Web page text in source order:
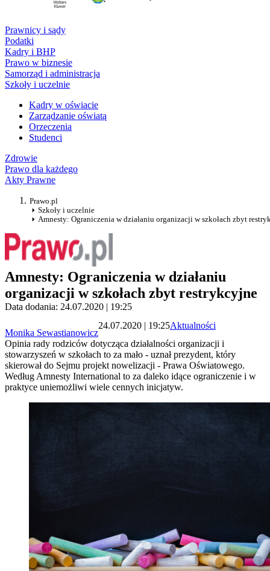
Prawnicy i sądy
Podatki
Kadry i BHP
Prawo w biznesie
Samorząd i administracja
Szkoły i uczelnie
Kadry w oświacie
Zarządzanie oświatą
Orzeczenia
Studenci
Zdrowie
Prawo dla każdego
Akty Prawne
Prawo.pl
Szkoły i uczelnie
Amnesty: Ograniczenia w działaniu organizacji w szkołach zbyt
Amnesty: Ograniczenia w działaniu
organizacji w szkołach zbyt restrykcyjne
Data dodania: 24.07.2020 | 19:25
Monika Sewastianowicz
24.07.2020 | 19:25Aktualności
Opinia rady rodziców dotycząca działalności organizacji i
stowarzyszeń w szkołach to za mało - uznał prezydent, który
skierował do Sejmu projekt nowelizacji - Prawa Oświatowego.
Według Amnesty International to za daleko idące ograniczenie i w
praktyce uniemożliwi wiele cennych inicjatyw.